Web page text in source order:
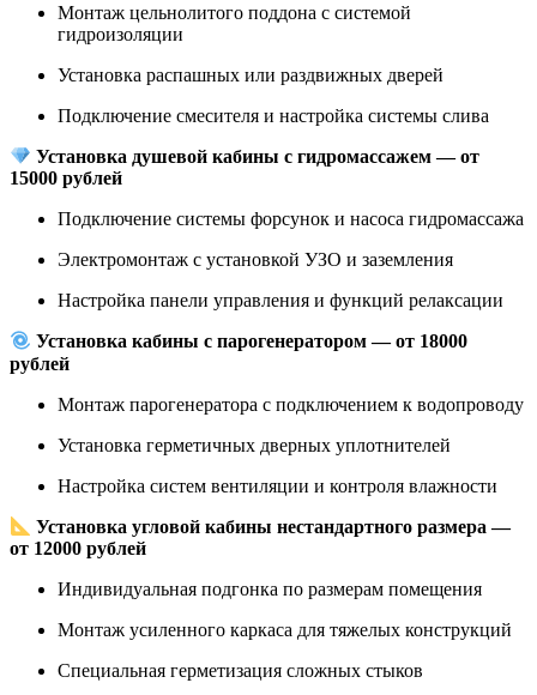
Монтаж цельнолитого поддона с системой
гидроизоляции
Установка распашных или раздвижных дверей
Подключение смесителя и настройка системы слива
Установка душевой кабины с гидромассажем — от
15000 рублей
Подключение системы форсунок и насоса гидромассажа
Электромонтаж с установкой УЗО и заземления
Настройка панели управления и функций релаксации
Установка кабины с парогенератором — от 18000
рублей
Монтаж парогенератора с подключением к водопроводу
Установка герметичных дверных уплотнителей
Настройка систем вентиляции и контроля влажности
Установка угловой кабины нестандартного размера —
от 12000 рублей
Индивидуальная подгонка по размерам помещения
Монтаж усиленного каркаса для тяжелых конструкций
Специальная герметизация сложных стыков